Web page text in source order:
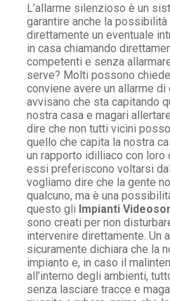
L’allarme silenzioso è un
garantire anche la
direttamente un eventuale
in casa chiamando
competenti e senza
serve? Molti possono
conviene avere un allarme
avvisano che sta capitando
nostra casa e magari
dire che non tutti vicini
quello che capita la nostra
un rapporto idilliaco con
essi preferiscono voltarsi
vogliamo dire che la gente
qualcuno, ma è una
questo gli Impianti
sono creati per non
intervenire direttamente. Un
sicuramente dichiara che la
impianto e, in caso il
all’interno degli ambienti,
senza lasciare tracce e